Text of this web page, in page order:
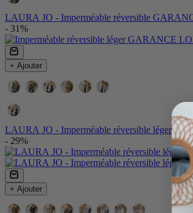
LAURA JO - Imperméable réversible
- 31%
+ Ajouter
Couleurs:
Couleur
LAURA JO - Imperméable réversible léger
- 29%
+ Ajouter
Couleur: